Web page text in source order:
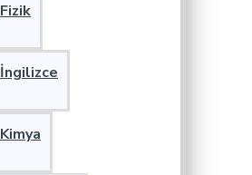
Fizik
İngilizce
Kimya